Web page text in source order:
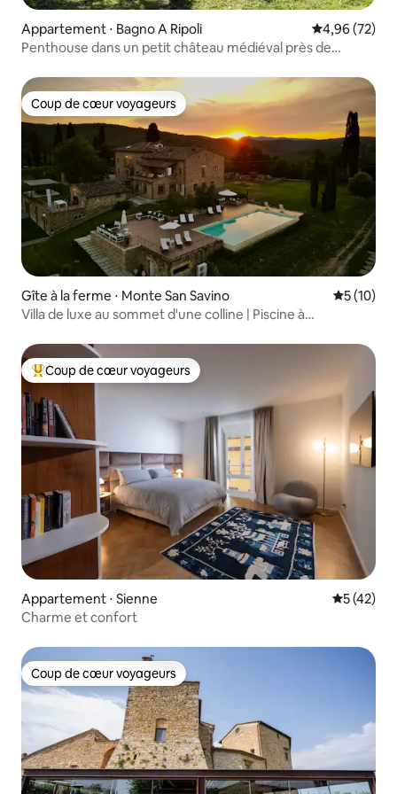
Appartement ⋅ Bagno A Ripoli Évaluation
4,96 (72)
Penthouse dans un petit château médiéval près de
Coup de cœur voyageurs
Coup de cœur voyageurs
Gîte à la ferme ⋅ Monte San Savino
5 (10)
Villa de luxe au sommet d'une colline | Piscine à
Coups de cœur voyageurs les plus appréciés
Coup de cœur voyageurs
Appartement ⋅ Sienne
5 (42)
Charme et confort
Coup de cœur voyageurs
Coup de cœur voyageurs